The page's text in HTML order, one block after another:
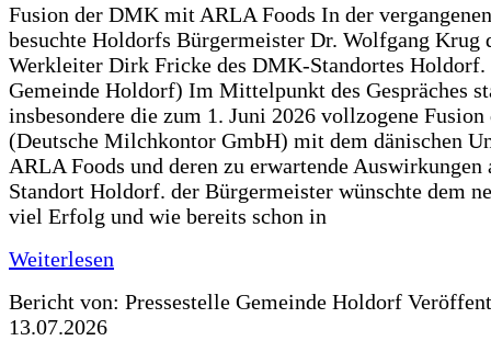
Fusion der DMK mit ARLA Foods In der
besuchte Holdorfs Bürgermeister Dr. Wolfgang Krug
Werkleiter Dirk Fricke des DMK-Standortes Holdorf.
Gemeinde Holdorf) Im Mittelpunkt des Gespräches
insbesondere die zum 1. Juni 2026 vollzogene
(Deutsche Milchkontor GmbH) mit dem dänischen
ARLA Foods und deren zu erwartende Auswirkungen
Standort Holdorf. der Bürgermeister wünschte dem
viel Erfolg und wie bereits schon in
Weiterlesen
Bericht von: Pressestelle Gemeinde Holdorf
13.07.2026